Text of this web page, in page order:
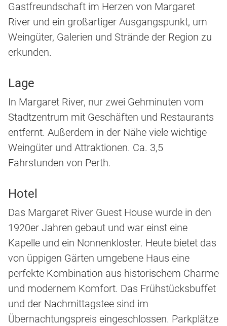
Gastfreundschaft im Herzen von Margaret
River und ein großartiger Ausgangspunkt, um
Weingüter, Galerien und Strände der Region zu
erkunden.
Lage
In Margaret River, nur zwei Gehminuten vom
Stadtzentrum mit Geschäften und Restaurants
entfernt. Außerdem in der Nähe viele wichtige
Weingüter und Attraktionen. Ca. 3,5
Fahrstunden von Perth.
Hotel
Das Margaret River Guest House wurde in den
1920er Jahren gebaut und war einst eine
Kapelle und ein Nonnenkloster. Heute bietet das
von üppigen Gärten umgebene Haus eine
perfekte Kombination aus historischem Charme
und modernem Komfort. Das Frühstücksbuffet
und der Nachmittagstee sind im
Übernachtungspreis eingeschlossen. Parkplätze